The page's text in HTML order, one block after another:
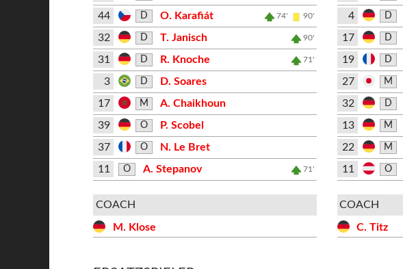
44
D O. Karafiát 74' 90'
32 D T. Janisch 90'
31 D R. Knoche 71'
3 D
D. Soares
17
M
A. Chaikhoun
39
O
P. Scobel
37
O
N. Le Bret
11
O A. Stepanov 71'
COACH
M. Klose
4
D
17
D
19
D
27 M
32 D
13
M
22
M
11
O
COACH
C. Titz